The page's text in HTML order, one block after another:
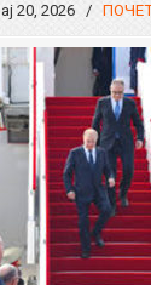
20, 2026 /